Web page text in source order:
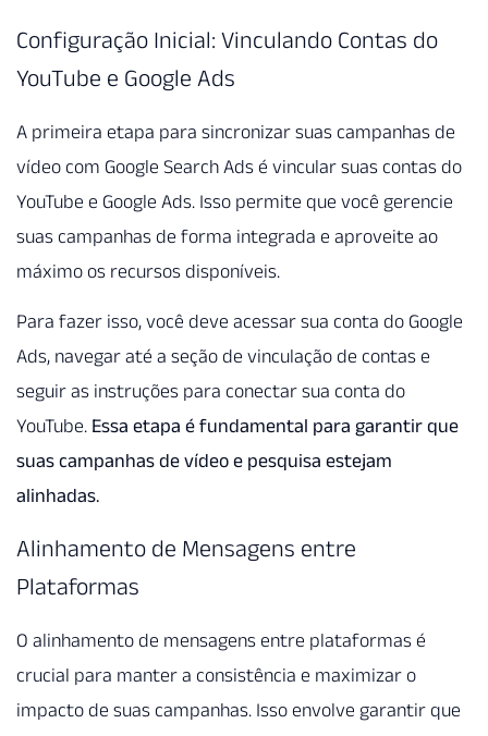
Configuração Inicial: Vinculando Contas do
YouTube e Google Ads
A primeira etapa para sincronizar suas campanhas de
vídeo com Google Search Ads é vincular suas contas do
YouTube e Google Ads. Isso permite que você gerencie
suas campanhas de forma integrada e aproveite ao
máximo os recursos disponíveis.
Para fazer isso, você deve acessar sua conta do Google
Ads, navegar até a seção de vinculação de contas e
seguir as instruções para conectar sua conta do
YouTube. Essa etapa é fundamental para garantir que
suas campanhas de vídeo e pesquisa estejam
alinhadas.
Alinhamento de Mensagens entre
Plataformas
O alinhamento de mensagens entre plataformas é
crucial para manter a consistência e maximizar o
impacto de suas campanhas. Isso envolve garantir que